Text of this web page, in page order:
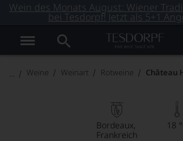
Wein des Monats August: Wiener
bei Tesdorpf! Jetzt als 5+1
Weine Weinart Rotweine Château
Bordeaux
Frankreich
18